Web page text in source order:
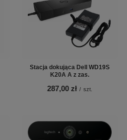
Stacja dokująca Dell WD19S
K20A A z zas.
287,00 zł / szt.